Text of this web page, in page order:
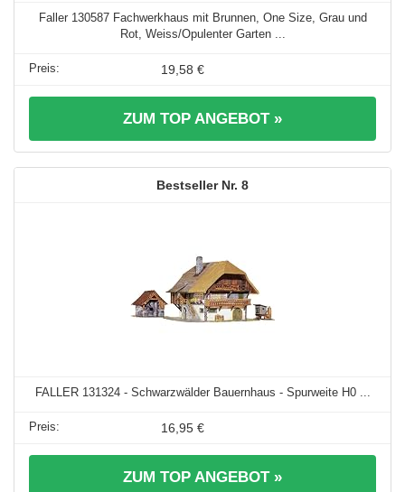
Faller 130587 Fachwerkhaus mit Brunnen, One Size, Grau und
Rot, Weiss/Opulenter Garten ...
19,58 €
ZUM TOP ANGEBOT »
8
FALLER 131324 - Schwarzwälder Bauernhaus - Spurweite H0 ...
16,95 €
ZUM TOP ANGEBOT »